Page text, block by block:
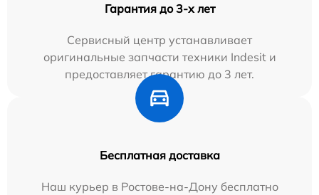
Гарантия до 3-х лет
Сервисный центр устанавливает
оригинальные запчасти техники Indesit и
предоставляет гарантию до 3 лет.
Бесплатная доставка
Наш курьер в Ростове-на-Дону бесплатно